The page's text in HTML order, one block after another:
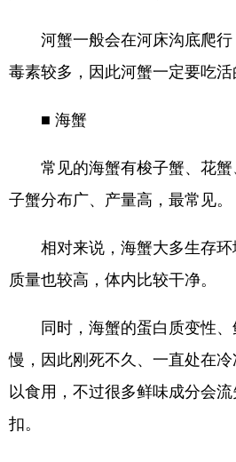
河蟹一般会在河床沟底爬行
毒素较多，因此河蟹一定要吃活
■ 海蟹
常见的海蟹有梭子蟹、花蟹
子蟹分布广、产量高，最常见。
相对来说，海蟹大多生存环
质量也较高，体内比较干净。
同时，海蟹的蛋白质变性、
慢，因此刚死不久、一直处在
以食用，不过很多鲜味成分会
扣。